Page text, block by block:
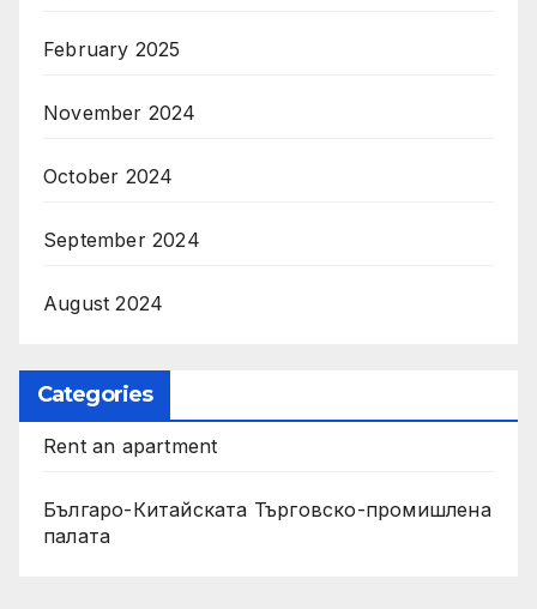
February 2025
November 2024
October 2024
September 2024
August 2024
Categories
Rent an apartment
Българо-Китайската Търговско-промишлена
палата